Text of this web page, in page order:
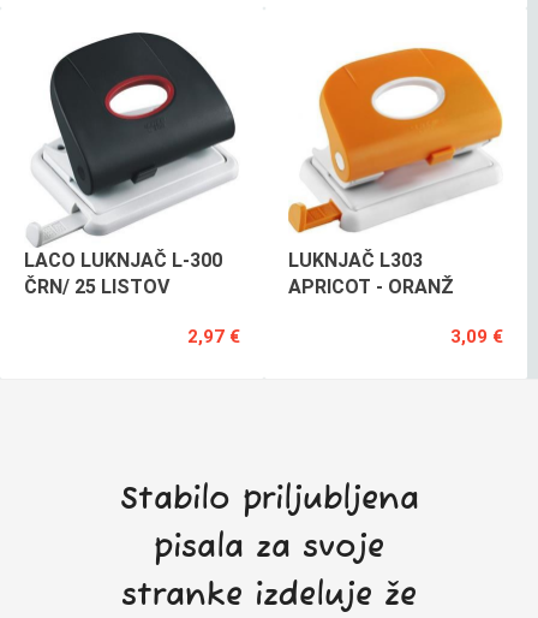
LACO LUKNJAČ L-300
ČRN/ 25 LISTOV
2,97 €
LUKNJAČ L303
APRICOT - ORANŽ
3,09 €
Stabilo priljubljena
pisala za svoje
stranke izdeluje že